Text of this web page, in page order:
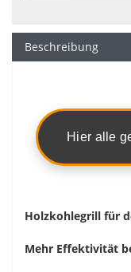
Beschreibung
Hier alle
Holzkohlegrill für
Mehr Effektivität